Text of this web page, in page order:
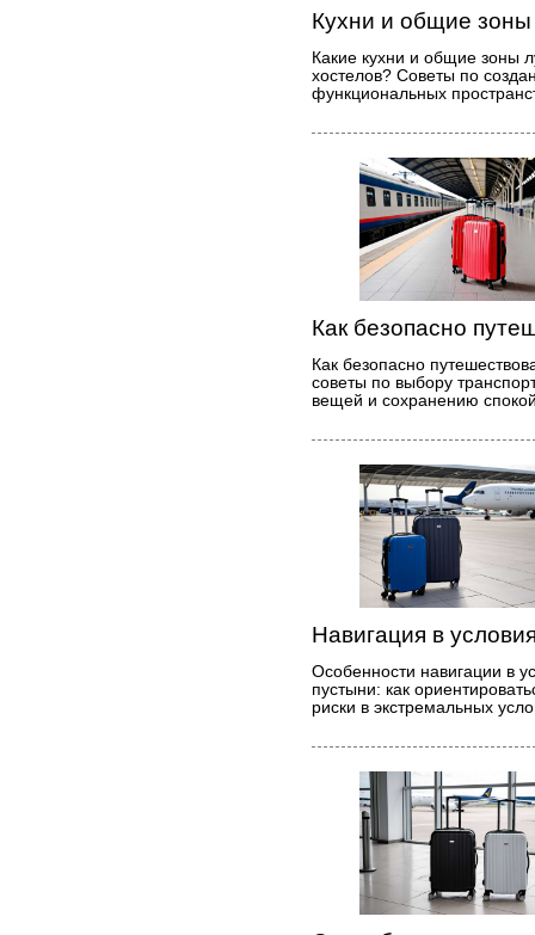
Кухни и общие зоны
Какие кухни и общие зоны
хостелов? Советы по
функциональных
Как безопасно
Как безопасно
советы по выбору
вещей и сохранению
Навигация в
Особенности навигации в
пустыни: как
риски в экстремальных